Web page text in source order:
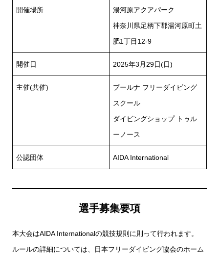
開催場所
湯河原アクアパーク
神奈川県足柄下郡湯河原町土
肥1丁目12-9
開催日 2025年3月29日(日)
主催(共催)
プールナ フリーダイビング
スクール
ダイビングショップ トゥル
ーノース
公認団体 AIDA International
選手募集要項
本大会はAIDA Internationalの競技規則に則って行われます。
ルールの詳細については、日本フリーダイビング協会のホーム